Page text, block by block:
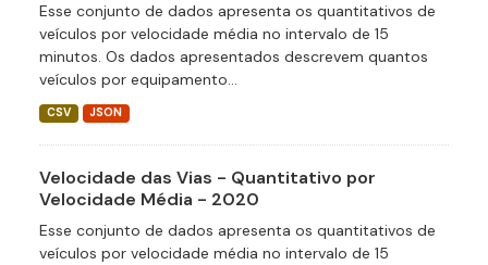
Esse conjunto de dados apresenta os quantitativos de
veículos por velocidade média no intervalo de 15
minutos. Os dados apresentados descrevem quantos
veículos por equipamento...
CSV JSON
Velocidade das Vias - Quantitativo por
Velocidade Média - 2020
Esse conjunto de dados apresenta os quantitativos de
veículos por velocidade média no intervalo de 15